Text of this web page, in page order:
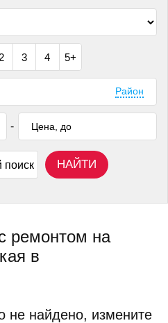
2 3 4 5+
Район
-
НАЙТИ
ремонтом на
в
не найдено, измените